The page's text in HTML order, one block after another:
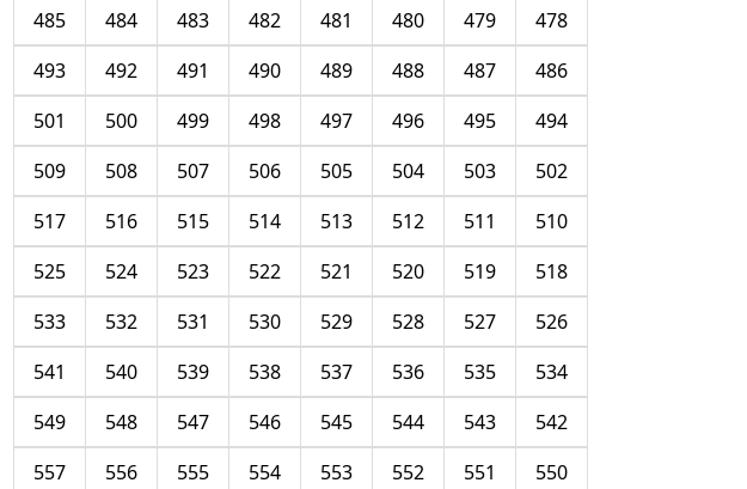
478
479
480
481
482
483
484
485
486
487
488
489
490
491
492
493
494
495
496
497
498
499
500
501
502
503
504
505
506
507
508
509
510
511
512
513
514
515
516
517
518
519
520
521
522
523
524
525
526
527
528
529
530
531
532
533
534
535
536
537
538
539
540
541
542
543
544
545
546
547
548
549
550
551
552
553
554
555
556
557